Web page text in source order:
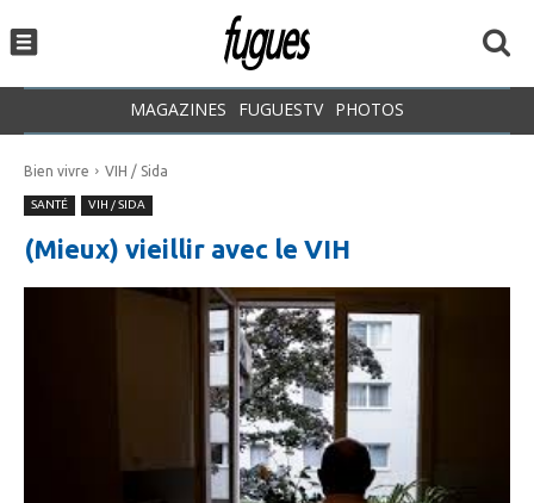
MAGAZINES FUGUESTV PHOTOS
Bien vivre VIH / Sida
SANTÉ VIH / SIDA
(Mieux) vieillir avec le VIH